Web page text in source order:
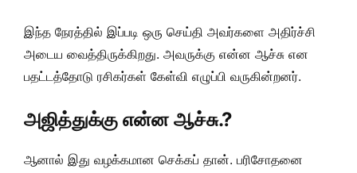
இந்த நேரத்தில் இப்படி ஒரு செய்தி அவர்களை அதிர்ச்சி
அடைய வைத்திருக்கிறது. அவருக்கு என்ன ஆச்சு என
பதட்டத்தோடு ரசிகர்கள் கேள்வி எழுப்பி வருகின்றனர்.
அஜித்துக்கு என்ன ஆச்சு.?
ஆனால் இது வழக்கமான செக்கப் தான். பரிசோதனை